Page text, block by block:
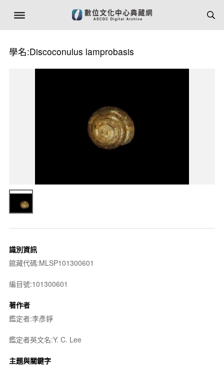
學名:Discoconulus lamprobasis
識別資訊
館藏代碼:MLSP101300601
編目號:101300601
著作者
鑑定者:李彥錚
鑑定者英文名:Y. C. Lee
主題與關鍵字